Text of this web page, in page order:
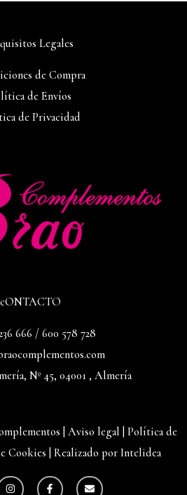
cONTACTO
666 / 600 578 728
Nº 45, 04001 , Almería
Legales
de Compra
de Envíos
de Privacidad
| Aviso legal Política de
Cookies Realizado por Intelidea
I
n
F
a
E
n